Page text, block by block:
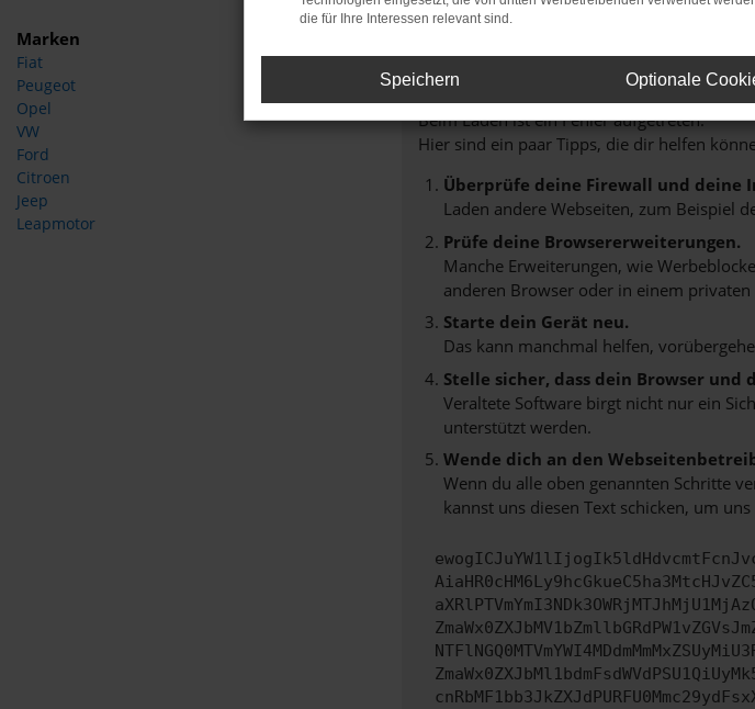
Marken
Fiat
Peugeot
Opel
VW
Ford
Citroen
Jeep
Leapmotor
Fehler: Network Error
Beim Laden ist ein Fehler aufgetreten.
Hier sind ein paar Tipps, die dir helfen
Überprüfe deine Firewall und deine
Laden andere Webseiten, zum Beispiel
Prüfe deine Browsererweiterungen.
Manche Erweiterungen, wie
anderen Browser oder in einem privaten
Starte dein Gerät neu.
Das kann manchmal helfen,
Stelle sicher, dass dein Browser
Veraltete Software birgt nicht nur ein
unterstützt werden.
Wende dich an den
Wenn du alle oben genannten Schritte
kannst uns diesen Text schicken, um
die für Ihre Interessen relevant sind.
Speichern Optionale